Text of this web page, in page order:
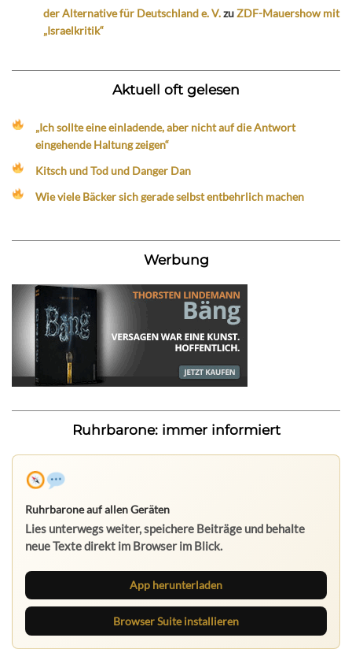
der Alternative für Deutschland e. V.zuZDF-Mauershow mit
„Israelkritik“
Aktuell oft gelesen
„Ich sollte eine einladende, aber nicht auf die Antwort
eingehende Haltung zeigen“
Kitsch und Tod und Danger Dan
Wie viele Bäcker sich gerade selbst entbehrlich machen
Werbung
Ruhrbarone: immer informiert
Ruhrbarone auf allen Geräten
Lies unterwegs weiter, speichere Beiträge und behalte
neue Texte direkt im Browser im Blick.
App herunterladen
Browser Suite installieren